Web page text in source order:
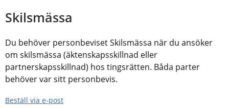
Skilsmässa
Du behöver personbeviset Skilsmässa när du ansöker
om skilsmässa (äktenskapsskillnad eller
partnerskapsskillnad) hos tingsrätten. Båda parter
behöver var sitt personbevis.
Beställ via e-post